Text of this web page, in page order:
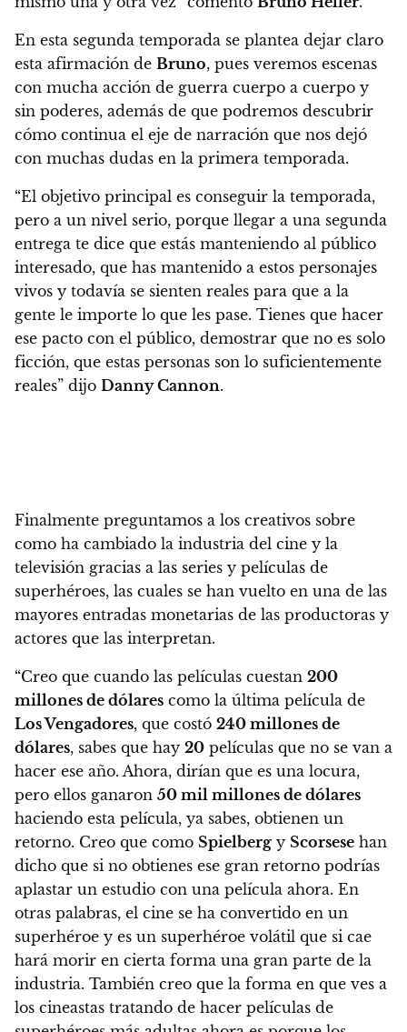
En esta segunda temporada se plantea dejar claro
esta afirmación de Bruno, pues veremos escenas
con mucha acción de guerra cuerpo a cuerpo y
sin poderes, además de que podremos descubrir
cómo continua el eje de narración que nos dejó
con muchas dudas en la primera temporada.
“El objetivo principal es conseguir la temporada,
pero a un nivel serio, porque llegar a una segunda
entrega te dice que estás manteniendo al público
interesado, que has mantenido a estos personajes
vivos y todavía se sienten reales para que a la
gente le importe lo que les pase. Tienes que hacer
ese pacto con el público, demostrar que no es solo
ficción, que estas personas son lo suficientemente
reales” dijo Danny Cannon.
Finalmente preguntamos a los creativos sobre
como ha cambiado la industria del cine y la
televisión gracias a las series y películas de
superhéroes, las cuales se han vuelto en una de las
mayores entradas monetarias de las productoras y
actores que las interpretan.
“Creo que cuando las películas cuestan 200
millones de dólares como la última película de
Los Vengadores, que costó 240 millones de
dólares, sabes que hay 20 películas que no se van a
hacer ese año. Ahora, dirían que es una locura,
pero ellos ganaron 50 mil millones de dólares
haciendo esta película, ya sabes, obtienen un
retorno. Creo que como Spielberg y Scorsese han
dicho que si no obtienes ese gran retorno podrías
aplastar un estudio con una película ahora. En
otras palabras, el cine se ha convertido en un
superhéroe y es un superhéroe volátil que si cae
hará morir en cierta forma una gran parte de la
industria. También creo que la forma en que ves a
los cineastas tratando de hacer películas de